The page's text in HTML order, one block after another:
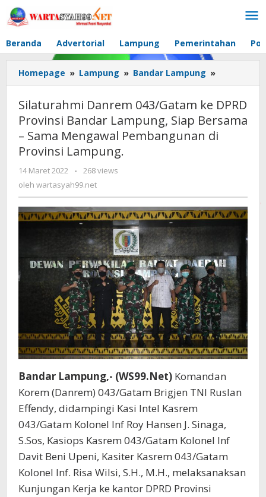
Lewati
ke
Beranda
Advertorial Lampung Pemerintahan
Homepage » Lampung » Bandar Lampung »
Danrem
ke
DPRD
Provinsi
-
Sama
Mengawal
Provinsi
Lampung.
Silaturahmi Danrem 043/Gatam ke DPRD
Provinsi Bandar Lampung, Siap Bersama
– Sama Mengawal Pembangunan di
Provinsi Lampung.
14 Maret 2022
oleh
wartasyah99.net
-
268 views
oleh wartasyah99.net
Bandar Lampung,- (WS99.Net) Komandan
Korem (Danrem) 043/Gatam Brigjen TNI Ruslan
Effendy, didampingi Kasi Intel Kasrem
043/Gatam Kolonel Inf Roy Hansen J. Sinaga,
S.Sos, Kasiops Kasrem 043/Gatam Kolonel Inf
Davit Beni Upeni, Kasiter Kasrem 043/Gatam
Kolonel Inf. Risa Wilsi, S.H., M.H., melaksanaksan
Kunjungan Kerja ke kantor DPRD Provinsi